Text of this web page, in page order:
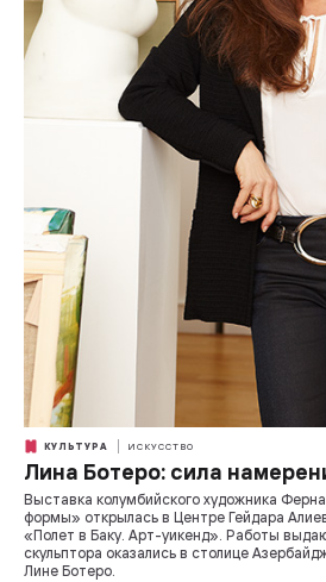
КУЛЬТУРА ИСКУССТВО
Лина Ботеро: сила
Выставка колумбийского художника
формы» открылась в Центре Гейдара
«Полет в Баку. Арт-уикенд». Работы
скульптора оказались в столице
Лине Ботеро.